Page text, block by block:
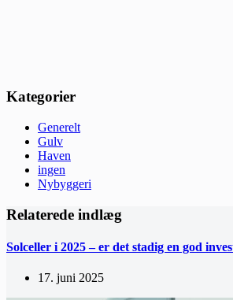
Kategorier
Generelt
Gulv
Haven
ingen
Nybyggeri
Relaterede indlæg
Solceller i 2025 – er det stadig en god
17. juni 2025